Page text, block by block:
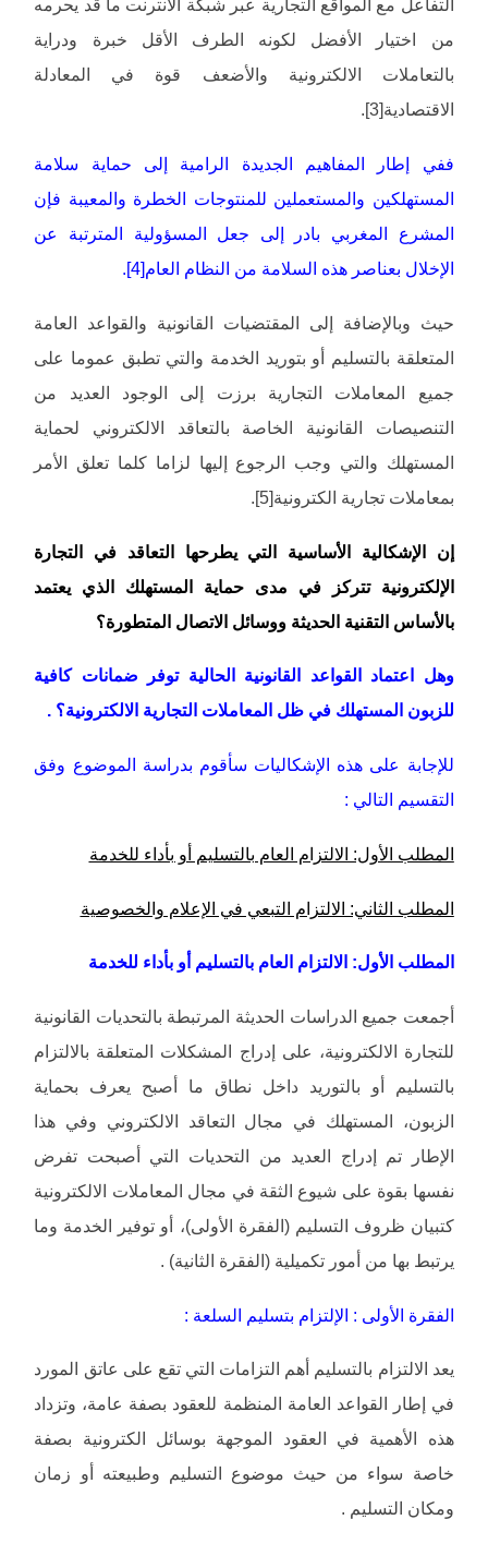
التفاعل مع المواقع التجارية عبر شبكة الانترنت ما قد يحرمه
من اختيار الأفضل لكونه الطرف الأقل خبرة ودراية
بالتعاملات الالكترونية والأضعف قوة في المعادلة
الاقتصادية[3].
ففي إطار المفاهيم الجديدة الرامية إلى حماية سلامة
المستهلكين والمستعملين للمنتوجات الخطرة والمعيبة فإن
المشرع المغربي بادر إلى جعل المسؤولية المترتبة عن
الإخلال بعناصر هذه السلامة من النظام العام[4].
حيث وبالإضافة إلى المقتضيات القانونية والقواعد العامة
المتعلقة بالتسليم أو بتوريد الخدمة والتي تطبق عموما على
جميع المعاملات التجارية برزت إلى الوجود العديد من
التنصيصات القانونية الخاصة بالتعاقد الالكتروني لحماية
المستهلك والتي وجب الرجوع إليها لزاما كلما تعلق الأمر
بمعاملات تجارية الكترونية[5].
إن الإشكالية الأساسية التي يطرحها التعاقد في التجارة
الإلكترونية تتركز في مدى حماية المستهلك الذي يعتمد
بالأساس التقنية الحديثة ووسائل الاتصال المتطورة؟
وهل اعتماد القواعد القانونية الحالية توفر ضمانات كافية
للزبون المستهلك في ظل المعاملات التجارية الالكترونية؟ .
للإجابة على هذه الإشكاليات سأقوم بدراسة الموضوع وفق
التقسيم التالي :
المطلب الأول: الالتزام العام بالتسليم أو بأداء للخدمة
المطلب الثاني: الالتزام التبعي في الإعلام والخصوصية
المطلب الأول: الالتزام العام بالتسليم أو بأداء للخدمة
أجمعت جميع الدراسات الحديثة المرتبطة بالتحديات القانونية
للتجارة الالكترونية، على إدراج المشكلات المتعلقة بالالتزام
بالتسليم أو بالتوريد داخل نطاق ما أصبح يعرف بحماية
الزبون، المستهلك في مجال التعاقد الالكتروني وفي هذا
الإطار تم إدراج العديد من التحديات التي أصبحت تفرض
نفسها بقوة على شيوع الثقة في مجال المعاملات الالكترونية
كتبيان ظروف التسليم (الفقرة الأولى)، أو توفير الخدمة وما
يرتبط بها من أمور تكميلية (الفقرة الثانية) .
الفقرة الأولى : الإلتزام بتسليم السلعة :
يعد الالتزام بالتسليم أهم التزامات التي تقع على عاتق المورد
في إطار القواعد العامة المنظمة للعقود بصفة عامة، وتزداد
هذه الأهمية في العقود الموجهة بوسائل الكترونية بصفة
خاصة سواء من حيث موضوع التسليم وطبيعته أو زمان
ومكان التسليم .